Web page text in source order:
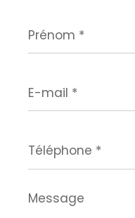
*
mail
*
*
Message
*